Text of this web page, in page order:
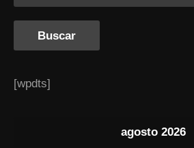
[wpdts]
agosto 2026